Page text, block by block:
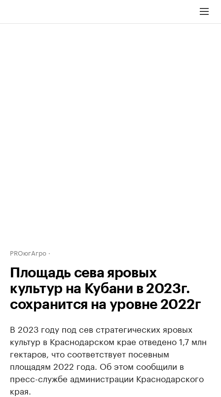
PROюгАгро
Площадь сева яровых
культур на Кубани в 2023г.
сохранится на уровне 2022г
В 2023 году под сев стратегических яровых
культур в Краснодарском крае отведено 1,7 млн
гектаров, что соответствует посевным
площадям 2022 года. Об этом сообщили в
пресс-службе администрации Краснодарского
края.